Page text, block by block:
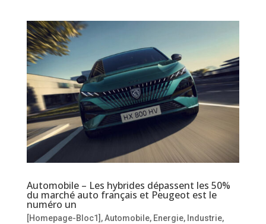
Automobile – Les hybrides dépassent les 50%
du marché auto français et Peugeot est le
numéro un
[Homepage-Bloc1] ,Automobile, Energie, Industrie,